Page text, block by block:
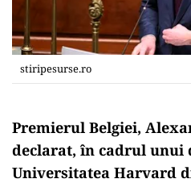
stiripesurse.ro
Premierul Belgiei,
declarat, în cadrul unui
Universitatea Harvard